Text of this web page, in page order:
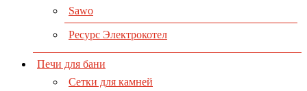
Sawo
Ресурс Электрокотел
Печи для бани
Сетки для камней